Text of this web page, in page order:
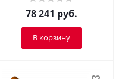
78 241 руб.
В корзину